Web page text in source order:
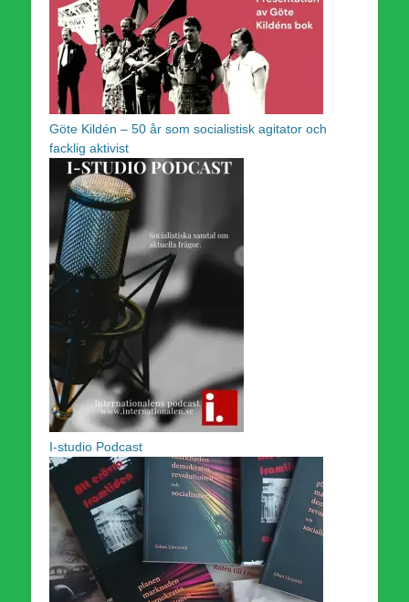
Göte Kildén – 50 år som socialistisk agitator och
facklig aktivist
I-studio Podcast